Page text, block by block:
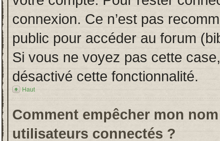
connexion. Ce n’est pas
public pour accéder au forum
Si vous ne voyez pas cette
désactivé cette fonctionnalité.
Haut
Comment empêcher mon
utilisateurs connectés ?